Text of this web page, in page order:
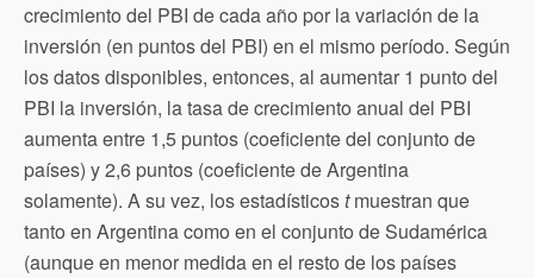
crecimiento del PBI de cada año por la variación de la
inversión (en puntos del PBI) en el mismo período. Según
los datos disponibles, entonces, al aumentar 1 punto del
PBI la inversión, la tasa de crecimiento anual del PBI
aumenta entre 1,5 puntos (coeficiente del conjunto de
países) y 2,6 puntos (coeficiente de Argentina
solamente). A su vez, los estadísticostmuestran que
tanto en Argentina como en el conjunto de Sudamérica
(aunque en menor medida en el resto de los países